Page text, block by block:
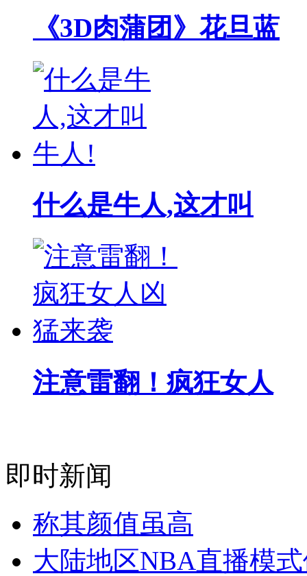
《3D肉蒲团》花旦蓝
什么是牛人,这才叫
注意雷翻！疯狂女人
即时新闻
称其颜值虽高
大陆地区NBA直播模